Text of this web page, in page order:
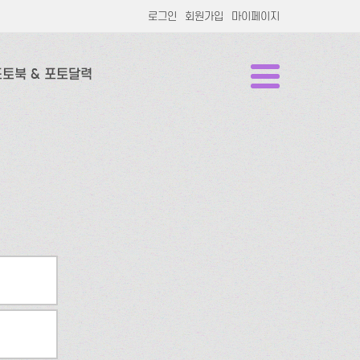
로그인 회원가입 마이페이지
북 & 포토달력